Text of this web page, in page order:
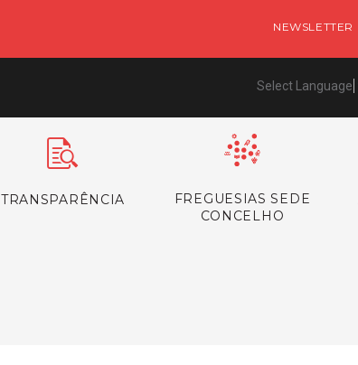
NEWSLETTER
Select Language
TRANSPARÊNCIA
FREGUESIAS SEDE
CONCELHO